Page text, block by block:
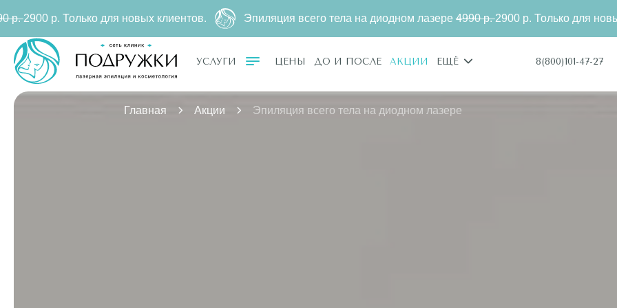
УСЛУГИ ЦЕНЫ ДО И ПОСЛЕ АКЦИИ ЕЩЁ 8(800)101-47-27
Главная Акции Эпиляция всего тела на диодном лазере
для новых клиентов. Эпиляция всего тела на диодном лазере4990 р.2900 р. Только для новых клиентов.